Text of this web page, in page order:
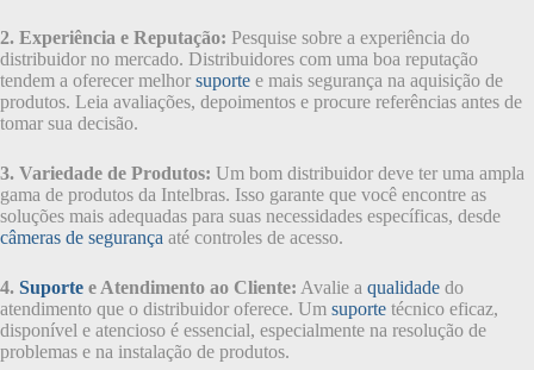
2. Experiência e Reputação: Pesquise sobre a experiência do
distribuidor no mercado. Distribuidores com uma boa reputação
tendem a oferecer melhor suporte e mais segurança na aquisição de
produtos. Leia avaliações, depoimentos e procure referências antes de
tomar sua decisão.
3. Variedade de Produtos: Um bom distribuidor deve ter uma ampla
gama de produtos da Intelbras. Isso garante que você encontre as
soluções mais adequadas para suas necessidades específicas, desde
câmeras de segurança até controles de acesso.
4. Suporte e Atendimento ao Cliente: Avalie a qualidade do
atendimento que o distribuidor oferece. Um suporte técnico eficaz,
disponível e atencioso é essencial, especialmente na resolução de
problemas e na instalação de produtos.